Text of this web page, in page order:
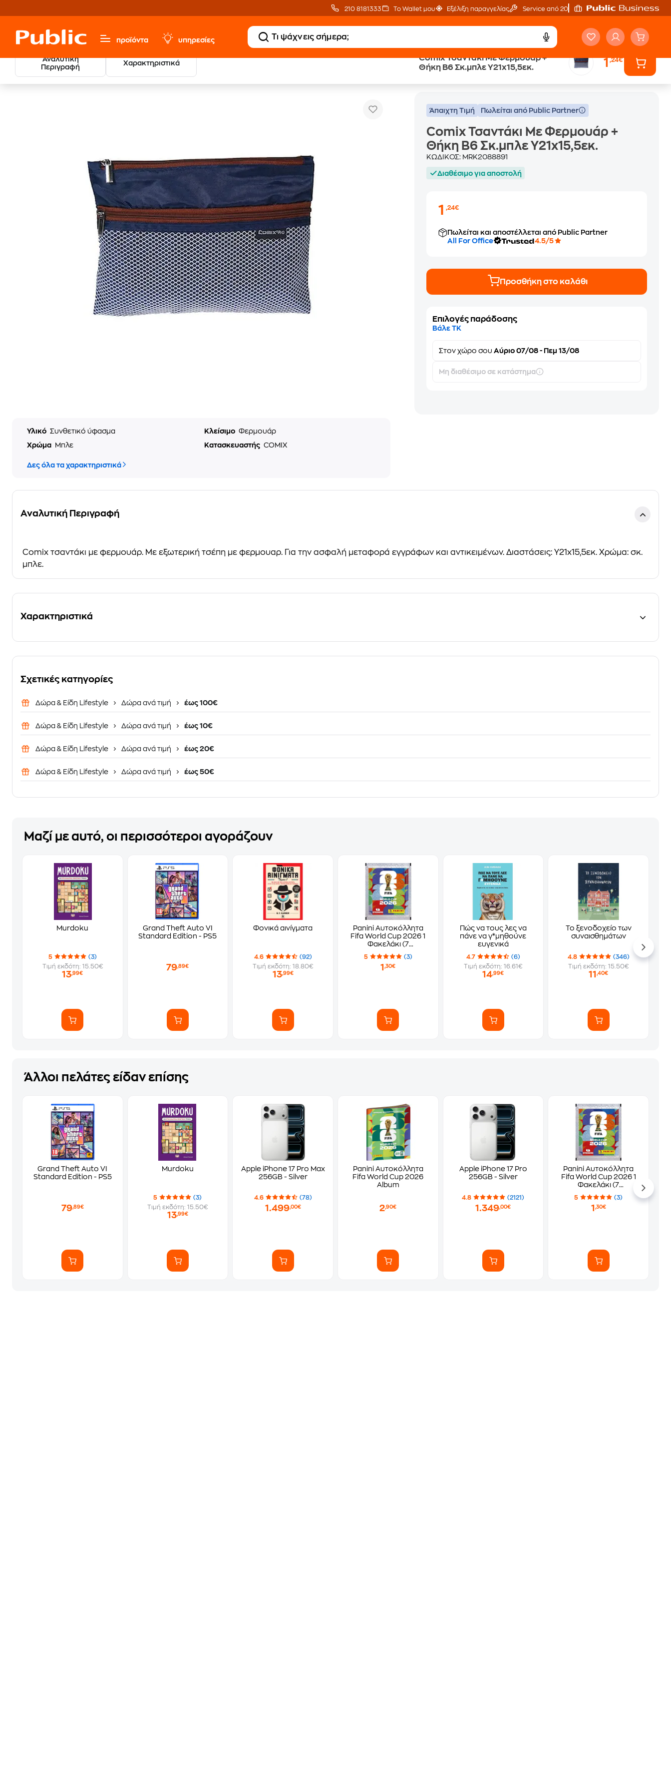
210 8181333 Το Wallet μου Εξέλιξη παραγγελίας Service από 20'
προϊόντα υπηρεσίες
Αναλυτική
Περιγραφή
Χαρακτηριστικά
Comix Τσαντάκι Με Φερμουάρ +
Θήκη B6 Σκ.μπλε Y21x15,5εκ.
1,24€
Sports & Hobbies
Comix Τσαντάκι Με Φερμουάρ + Θήκη B6 Σκ.μπλε Y21x15,5εκ.
Υλικό Συνθετικό ύφασμα Κλείσιμο Φερμουάρ
Χρώμα
Μπλε Κατασκευαστής COMIX
Δες όλα τα χαρακτηριστικά
Άπαιχτη Τιμή Πωλείται από Public Partner
Comix Τσαντάκι Με Φερμουάρ +
Θήκη B6 Σκ.μπλε Y21x15,5εκ.
ΚΩΔΙΚΟΣ: MRK2088891
Διαθέσιμο για αποστολή
1,24€
Πωλείται και αποστέλλεται από Public Partner
All For Office
4.5/5
Προσθήκη στο καλάθι
Επιλογές παράδοσης
Βάλε ΤΚ
Στονχώρο σου Αύριο 07/08 - Πεμ 13/08
Μη διαθέσιμο σε κατάστημα
Αναλυτική Περιγραφή
Comix τσαντάκι με φερμουάρ. Με εξωτερική τσέπη με φερμουαρ. Για την ασφαλή μεταφορά εγγράφων και αντικειμένων. Διαστάσεις: Y21x15,5εκ. Χρώμα: σκ.
μπλε.
Χαρακτηριστικά
Σχετικές κατηγορίες
Δώρα & Είδη Lifestyle Δώρα ανά τιμή έως 100€
Δώρα & Είδη Lifestyle Δώρα ανά τιμή έως 10€
Δώρα & Είδη Lifestyle Δώρα ανά τιμή έως 20€
Δώρα & Είδη Lifestyle Δώρα ανά τιμή έως 50€
Μαζί με αυτό, οι περισσότεροι αγοράζουν
Murdoku
5
(3)
Τιμή εκδότη: 15.50€
13,99€
Grand Theft Auto VI
Standard Edition - PS5
79,89€
Φονικά αινίγματα
4.6
(92)
Τιμή εκδότη: 18.80€
13,99€
Panini Αυτοκόλλητα
Fifa World Cup 2026 1
Φακελάκι (7
Αυτοκόλλητα)
5 (3)
1,30€
Πώς να τους λες να
πάνε να γ*μηθούνε
ευγενικά
4.7
(6)
Τιμή εκδότη: 16.61€
14,99€
Το ξενοδοχείο των
συναισθημάτων
4.8
(346)
Τιμή εκδότη: 15.50€
11,40€
Άλλοι πελάτες είδαν επίσης
Grand Theft Auto VI
Standard Edition - PS5
79,89€
Murdoku
5
(3)
Τιμή εκδότη: 15.50€
13,99€
Apple iPhone 17 Pro Max
256GB - Silver
4.6 (78)
1.499,00€
Panini Αυτοκόλλητα
Fifa World Cup 2026
Album
2,90€
Apple iPhone 17 Pro
256GB - Silver
4.8 (2121)
1.349,00€
Panini Αυτοκόλλητα
Fifa World Cup 2026 1
Φακελάκι (7
Αυτοκόλλητα)
5 (3)
1 ,30€